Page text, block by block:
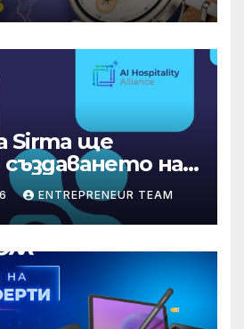
Sirma ще
на
за навлизане на
интелект в
ENTREPRENEUR TEAM